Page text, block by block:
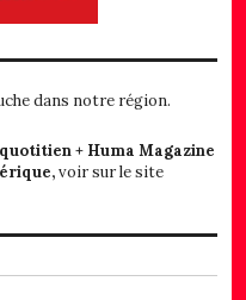
dans notre région.
+ Huma Magazine
voir sur le site